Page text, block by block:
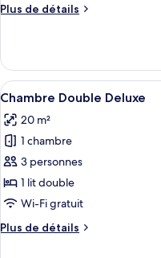
chambre :
Plus de détails
Plus
le
type
de
Chambre
Économique
Afficher
toutes
les
photos
pour
ce
type
chambre :
7
Chambre Double Deluxe
20 m²
1 chambre
3 personnes
1 lit double
Wi-Fi gratuit
Plus de détails
Plus